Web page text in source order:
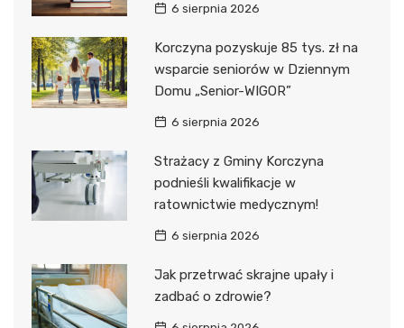
6 sierpnia 2026
Korczyna pozyskuje 85 tys. zł na
wsparcie seniorów w Dziennym
Domu „Senior-WIGOR”
6 sierpnia 2026
Strażacy z Gminy Korczyna
podnieśli kwalifikacje w
ratownictwie medycznym!
6 sierpnia 2026
Jak przetrwać skrajne upały i
zadbać o zdrowie?